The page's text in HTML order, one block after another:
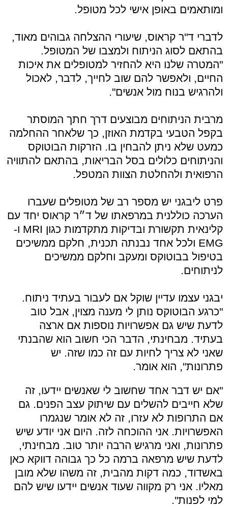
ומותאמים באופן אישי לכל מטופל.
לדברי ד"ר קראוס, שיעורי ההצלחה גבוהים מאוד,
בהתאם לסוג הניתוח ולמצבו של המטופל.
"המטרה שלנו היא להחזיר למטופלים את איכות
החיים, ולאפשר להם שוב לחייך, לדבר, לאכול
ולהרגיש בנוח מול אנשים".
מרבית הניתוחים מבוצעים דרך חתך המוסתר
בקפל הטבעי בקדמת האוזן, כך שלאחר ההחלמה
כמעט שלא ניתן להבחין בו. הזרקות הבוטוקס
והניתוחים כלולים בסל הבריאות, בהתאם להתוויה
הרפואית ולהחלטת הצוות המטפל.
פרט ליבגני יש מספר רב של מטופלים שעברו
הערכה כוללנית במרפאתו של ד״ר קראוס יחד עם
קלינאית תקשורת ובדיקות מתקדמות כגון MRI ו-
EMG ולכל אחד נבנתה תכנית, חלקם ממשיכים
בטיפול בבוטוקס ומעקב וחלקם ממשיכים
לניתוחים.
יבגני עצמו עדיין שוקל אם לעבור בעתיד ניתוח.
"כרגע הבוטוקס נותן לי מענה מצוין, אבל טוב
לדעת שיש גם אפשרויות נוספות אם ארצה
בעתיד. מבחינתי, הדבר הכי חשוב הוא שהבנתי
שאני לא צריך לחיות עם זה כמו שזה. יש
פתרונות", הוא אומר.
"אם יש דבר אחד שחשוב לי שאנשים יידעו, זה
שלא חייבים להשלים עם שיתוק עצב הפנים. גם
אם התרופות לא עזרו, זה לא אומר שנגמרו
האפשרויות. אני ההוכחה לזה. היום אני יודע שיש
פתרונות, ואני מרגיש הרבה יותר טוב. מבחינתי,
לדעת שיש מרפאה ברמה כל כך גבוהה דווקא כאן
באשדוד, כמה דקות מהבית, זה משהו שלא מובן
מאליו. אני רק מקווה שעוד אנשים יידעו שיש להם
למי לפנות".